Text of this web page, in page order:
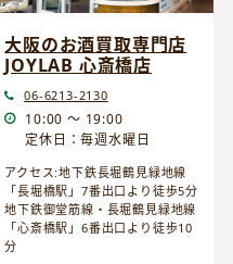
大阪のお酒買取専門店
JOYLAB 心斎橋店
06-6213-2130
10:00 ～ 19:00
定休日：毎週水曜日
アクセス:地下鉄長堀鶴見緑地線
「長堀橋駅」7番出口より徒歩5分
地下鉄御堂筋線・長堀鶴見緑地線
「心斎橋駅」6番出口より徒歩10
分